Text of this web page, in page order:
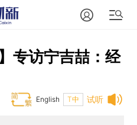
专访宁吉喆：经
试听
T中
English